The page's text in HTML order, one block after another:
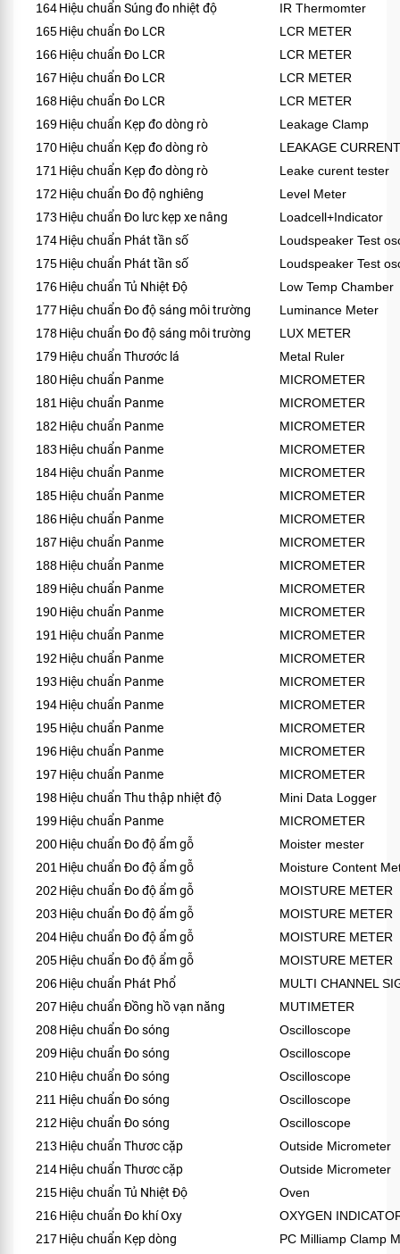
164Hiệu chuẩn Súng đo nhiệt độ
IR Thermomter
165Hiệu chuẩn Đo LCR
LCR METER
166Hiệu chuẩn Đo LCR
LCR METER
167 Hiệu chuẩn Đo LCR
LCR METER
168Hiệu chuẩn Đo LCR
LCR METER
169Hiệu chuẩn Kẹp đo dòng rò
Leakage Clamp
170Hiệu chuẩn Kẹp đo dòng rò
LEAKAGE
171 Hiệu chuẩn Kẹp đo dòng rò
Leake curent tester
172 Hiệu chuẩn Đo độ nghiêng
Level Meter
173 Hiệu chuẩn Đo lưc kẹp xe nâng
Loadcell+Indicator
174Hiệu chuẩn Phát tần số
Loudspeaker Test
175Hiệu chuẩn Phát tần số
Loudspeaker Test
176Hiệu chuẩn Tủ Nhiệt Độ
Low Temp Chamber
177 Hiệu chuẩn Đo độ sáng môi trường
Luminance Meter
178Hiệu chuẩn Đo độ sáng môi trường
LUX METER
179Hiệu chuẩn Thươớc lá
Metal Ruler
180Hiệu chuẩn Panme
MICROMETER
181 Hiệu chuẩn Panme
MICROMETER
182 Hiệu chuẩn Panme
MICROMETER
183 Hiệu chuẩn Panme
MICROMETER
184Hiệu chuẩn Panme
MICROMETER
185Hiệu chuẩn Panme
MICROMETER
186Hiệu chuẩn Panme
MICROMETER
187 Hiệu chuẩn Panme
MICROMETER
188Hiệu chuẩn Panme
MICROMETER
189Hiệu chuẩn Panme
MICROMETER
190Hiệu chuẩn Panme
MICROMETER
191 Hiệu chuẩn Panme
MICROMETER
192 Hiệu chuẩn Panme
MICROMETER
193 Hiệu chuẩn Panme
MICROMETER
194Hiệu chuẩn Panme
MICROMETER
195Hiệu chuẩn Panme
MICROMETER
196Hiệu chuẩn Panme
MICROMETER
197 Hiệu chuẩn Panme
MICROMETER
198Hiệu chuẩn Thu thập nhiệt độ
Mini Data Logger
199Hiệu chuẩn Panme
MICROMETER
200Hiệu chuẩn Đo độ ẩm gỗ
Moister mester
201 Hiệu chuẩn Đo độ ẩm gỗ
Moisture Content
202 Hiệu chuẩn Đo độ ẩm gỗ
MOISTURE METER
203 Hiệu chuẩn Đo độ ẩm gỗ
MOISTURE METER
204Hiệu chuẩn Đo độ ẩm gỗ
MOISTURE METER
205Hiệu chuẩn Đo độ ẩm gỗ
MOISTURE METER
206Hiệu chuẩn Phát Phổ
MULTI CHANNEL
207 Hiệu chuẩn Đồng hồ vạn năng
MUTIMETER
208Hiệu chuẩn Đo sóng
Oscilloscope
209Hiệu chuẩn Đo sóng
Oscilloscope
210Hiệu chuẩn Đo sóng
Oscilloscope
211 Hiệu chuẩn Đo sóng
Oscilloscope
212 Hiệu chuẩn Đo sóng
Oscilloscope
213 Hiệu chuẩn Thươc cặp
Outside Micrometer
214Hiệu chuẩn Thươc cặp
Outside Micrometer
215Hiệu chuẩn Tủ Nhiệt Độ
Oven
216Hiệu chuẩn Đo khí Oxy
OXYGEN
217 Hiệu chuẩn Kẹp dòng PC Milliamp Clamp